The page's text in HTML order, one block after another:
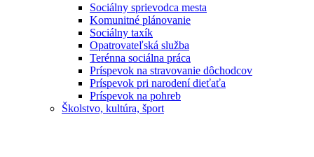
Sociálny sprievodca mesta
Komunitné plánovanie
Sociálny taxík
Opatrovateľská služba
Terénna sociálna práca
Príspevok na stravovanie dôchodcov
Príspevok pri narodení dieťaťa
Príspevok na pohreb
Školstvo, kultúra, šport